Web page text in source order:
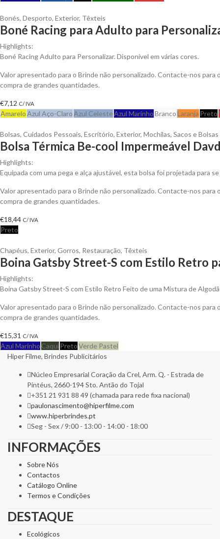
Bonés, Desporto, Exterior, Têxteis
Boné Racing para Adulto para
Highlights:
Boné Racing Adulto para Personalizar. Disponível em várias cores.
Valor apresentado para o Brinde não personalizado. Contacte-nos para
compra de grandes quantidades.
€7,12 C/ IVA
AmareloAzul Aço-ClaroAzul CelesteAzul MarinhoBrancoLaranja Preto
Bolsas, Cuidados Pessoais, Escritório, Exterior, Mochilas, Sacos e Bolsas
Bolsa Térmica Be-cool Impermeável
Highlights:
Equipada com uma pega e alça ajustável, esta bolsa foi projetada para
Valor apresentado para o Brinde não personalizado. Contacte-nos para
compra de grandes quantidades.
€18,44 C/ IVA
Preto
Chapéus, Exterior, Gorros, Restauração, Têxteis
Boina Gatsby Street-S com Estilo Retro
Highlights:
Boina Gatsby Street-S com Estilo Retro Feito de uma Mistura de
Valor apresentado para o Brinde não personalizado. Contacte-nos para
compra de grandes quantidades.
€15,31 C/ IVA
Azul Marinho CaquiPretoVerde Pastel
Hiper Filme, Brindes Publicitários
Núcleo Empresarial Coração da Crel, Arm. Q. - Estrada de
Pintéus, 2660-194 Sto. Antão do Tojal
+351 21 931 88 49 (chamada para rede fixa nacional)
paulonascimento@hiperfilme.com
www.hiperbrindes.pt
Seg - Sex / 9:00 - 13:00 - 14:00 - 18:00
INFORMAÇÕES
Sobre Nós
Contactos
Catálogo Online
Termos e Condições
DESTAQUE
Ecológicos